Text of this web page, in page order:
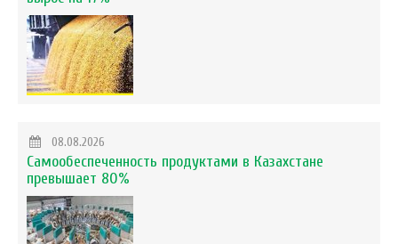
08.08.2026
Самообеспеченность продуктами в Казахстане
превышает 80%